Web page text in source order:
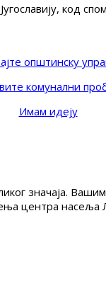
код
општинску
комунални
Имам идеју
значаја.
центра насеља